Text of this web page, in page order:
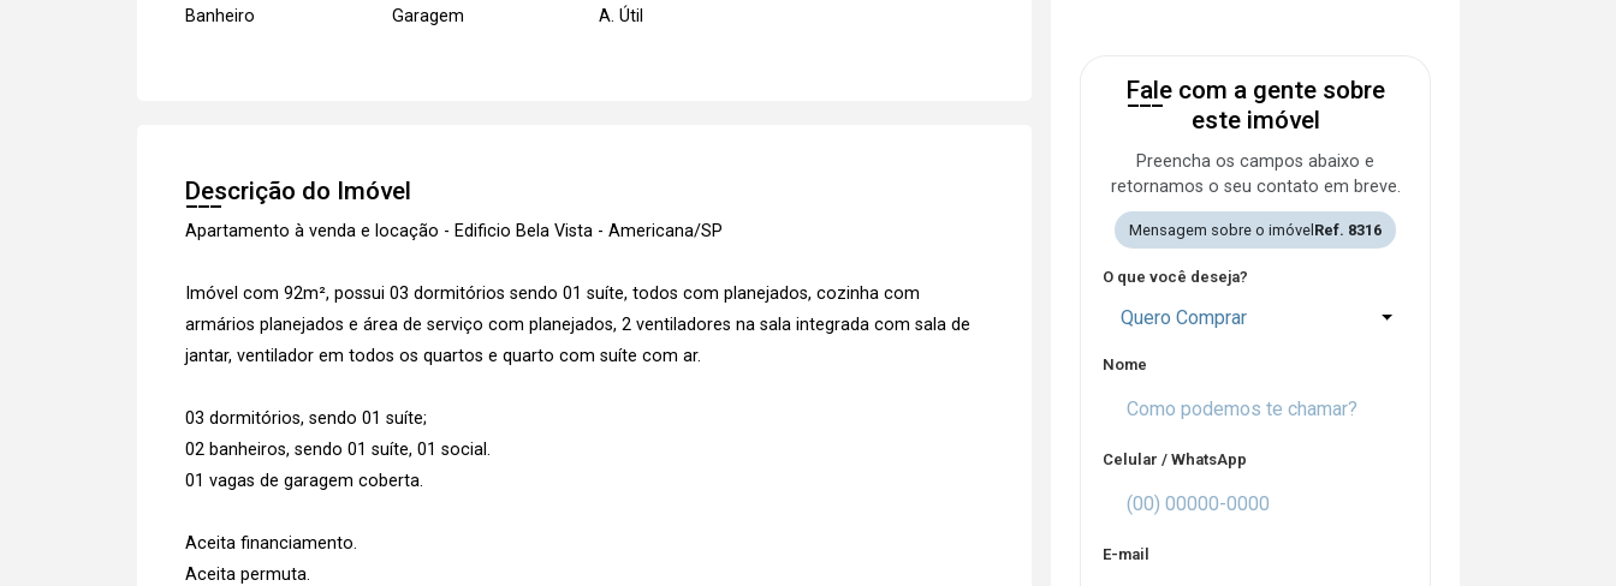
Banheiro Garagem A. Útil
Descrição do Imóvel
Apartamento à venda e locação - Edificio Bela Vista - Americana/SP
Imóvel com 92m², possui 03 dormitórios sendo 01 suíte, todos com planejados, cozinha com
armários planejados e área de serviço com planejados, 2 ventiladores na sala integrada com sala de
jantar, ventilador em todos os quartos e quarto com suíte com ar.
03 dormitórios, sendo 01 suíte;
02 banheiros, sendo 01 suíte, 01 social.
01 vagas de garagem coberta.
Aceita financiamento.
Aceita permuta.
Fale com a gente sobre
este imóvel
Preencha os campos abaixo e
retornamos o seu contato em breve.
Mensagem sobre o imóvel Ref. 8316
O que você deseja?
Quero Comprar
Nome
Celular / WhatsApp
E-mail